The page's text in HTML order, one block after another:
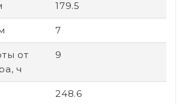
179.5
7
от
ч
9
248.6